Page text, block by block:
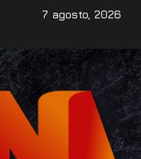
7 agosto, 2026